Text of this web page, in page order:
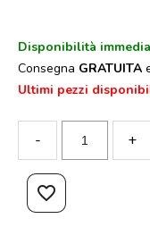
Disponibilità
Consegna GRATUITA
Ultimi pezzi
- +
favorite_border